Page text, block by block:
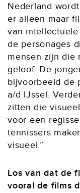
Nederland
er alleen maar
van
de personages
mensen zijn die
geloof. De
bijvoorbeeld de
a/d IJssel.
zitten die
voor een
tennissers
visueel.”
Los van dat de
vooral de films